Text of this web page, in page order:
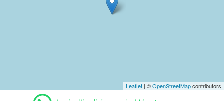
Leaflet | ©OpenStreetMapcontributors